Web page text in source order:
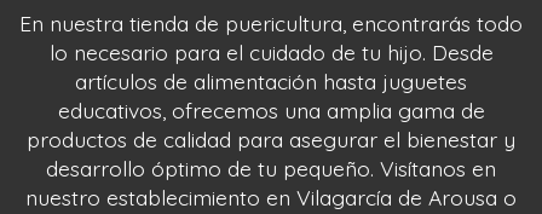
En nuestra tienda de puericultura, encontrarás todo
lo necesario para el cuidado de tu hijo. Desde
artículos de alimentación hasta juguetes
educativos, ofrecemos una amplia gama de
productos de calidad para asegurar el bienestar y
desarrollo óptimo de tu pequeño. Visítanos en
nuestro establecimiento en Vilagarcía de Arousa o